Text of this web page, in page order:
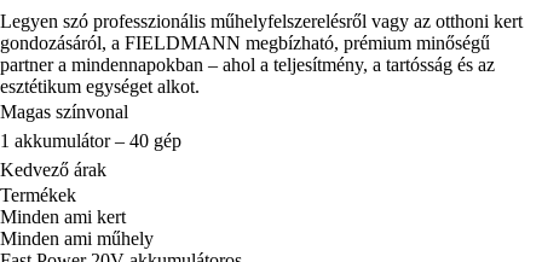
Legyen szó professzionális műhelyfelszerelésről vagy az otthoni kert
gondozásáról, a FIELDMANN megbízható, prémium minőségű
partner a mindennapokban – ahol a teljesítmény, a tartósság és az
esztétikum egységet alkot.
Magas színvonal
1 akkumulátor – 40 gép
Kedvező árak
Termékek
Minden ami kert
Minden ami műhely